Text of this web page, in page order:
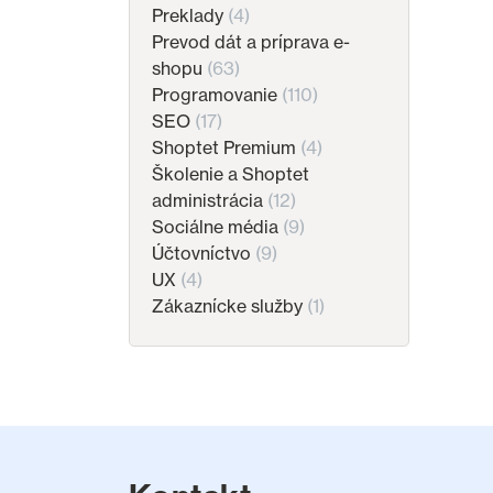
Preklady (4)
Prevod dát a príprava e-
shopu (63)
Programovanie (110)
SEO (17)
Shoptet Premium (4)
Školenie a Shoptet
administrácia (12)
Sociálne média (9)
Účtovníctvo (9)
UX (4)
Zákaznícke služby (1)